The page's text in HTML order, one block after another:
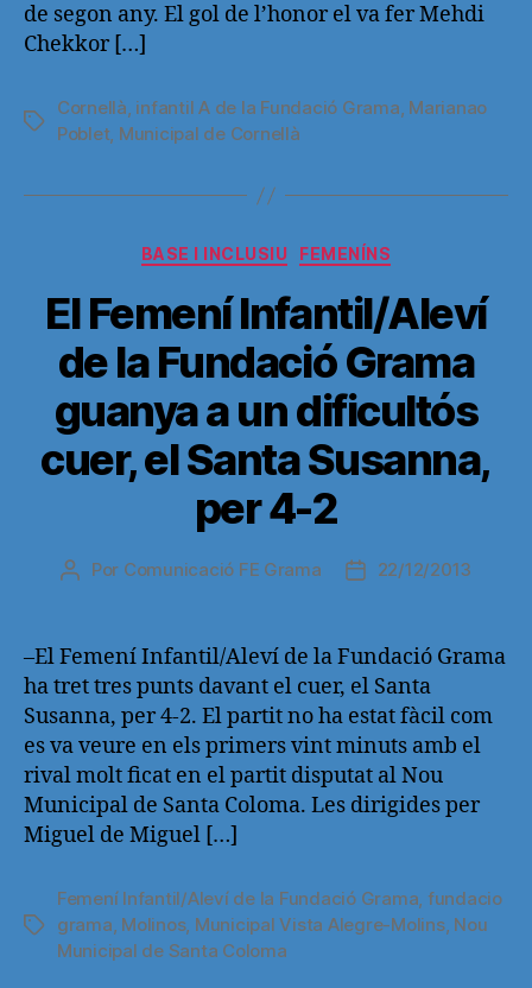
de segon any. El gol de l’honor el va fer Mehdi
Chekkor […]
Etiquetas
Cornellà, infantil A de la Fundació Grama, Marianao
Poblet, Municipal de Cornellà
Categorías
BASE I INCLUSIU FEMENÍNS
El Femení Infantil/Aleví
de la Fundació Grama
guanya a un dificultós
cuer, el Santa Susanna,
per 4-2
Autor
entrada
Por Comunicació FE Grama
Fecha
entrada
22/12/2013
–El Femení Infantil/Aleví de la Fundació Grama
ha tret tres punts davant el cuer, el Santa
Susanna, per 4-2. El partit no ha estat fàcil com
es va veure en els primers vint minuts amb el
rival molt ficat en el partit disputat al Nou
Municipal de Santa Coloma. Les dirigides per
Miguel de Miguel […]
Etiquetas
Femení Infantil/Aleví de la Fundació Grama fundacio
grama Molinos, Municipal Vista Alegre-Molins, Nou
Municipal de Santa Coloma